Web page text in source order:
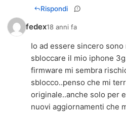
Rispondi
fedex18 anni fa
Io ad essere sincero
sbloccare il mio iphone
firmware mi sembra
sblocco..penso che mi
originale..anche solo per
nuovi aggiornamenti che